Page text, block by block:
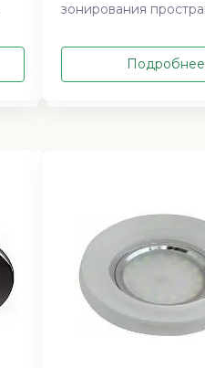
зонирования
Подробнее